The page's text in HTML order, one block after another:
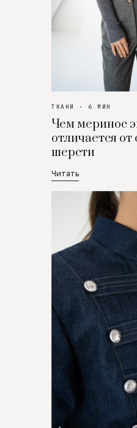
ТКАНИ · 6 МИН
Чем меринос
отличается
шерсти
Читать